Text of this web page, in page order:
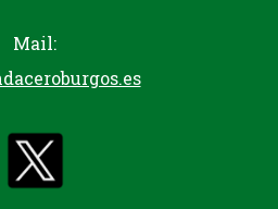
Mail: